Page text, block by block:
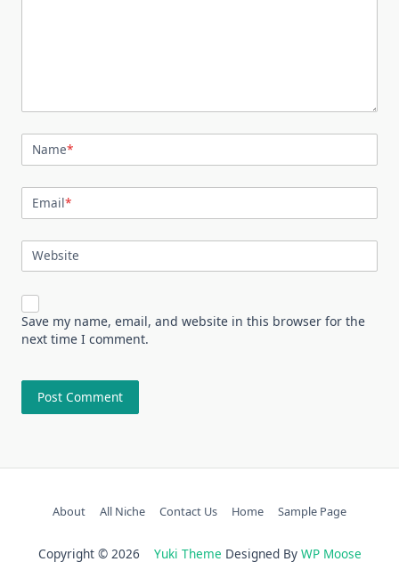
Name*
Email*
Website
Save my name, email, and website in this browser for the
next time I comment.
About All Niche Contact Us Home Sample Page
Copyright © 2026 Yuki Theme Designed By WP Moose